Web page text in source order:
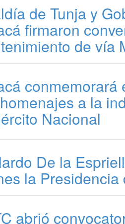
de Tunja y
firmaron
de vía
conmemorará
a la
Nacional
De la
la Presidencia
abrió